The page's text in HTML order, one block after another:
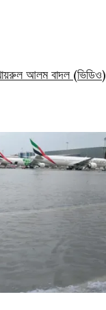
আলম বাদল (ভিডিও)